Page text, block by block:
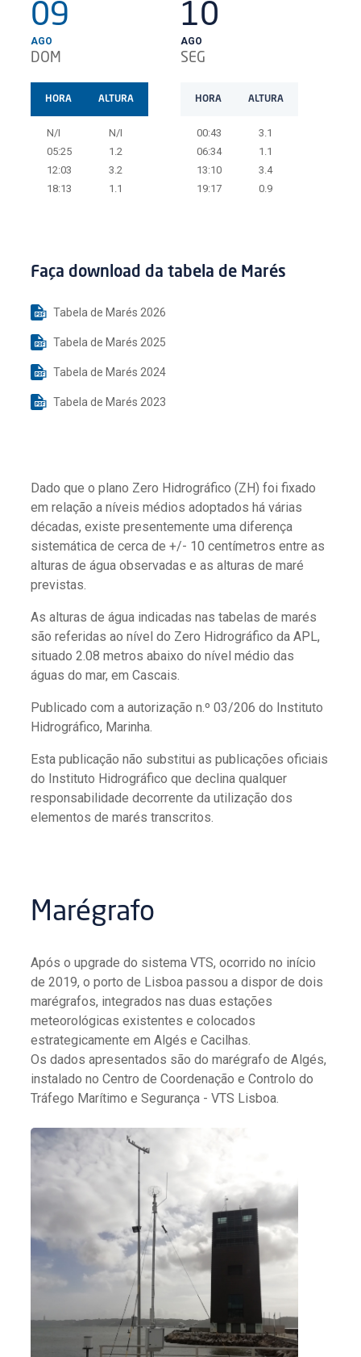
09
AGO
DOM
HORA ALTURA
N/I
N/I
05:25
1.2
12:03
3.2
18:13
1.1
10
AGO
SEG
HORA ALTURA
00:43
3.1
06:34
1.1
13:10
3.4
19:17
0.9
Faça download da tabela de Marés
Tabela de Marés 2026
Tabela de Marés 2025
Tabela de Marés 2024
Tabela de Marés 2023
Dado que o plano Zero Hidrográfico (ZH) foi fixado
em relação a níveis médios adoptados há várias
décadas, existe presentemente uma diferença
sistemática de cerca de +/- 10 centímetros entre as
alturas de água observadas e as alturas de maré
previstas.
As alturas de água indicadas nas tabelas de marés
são referidas ao nível do Zero Hidrográfico da APL,
situado 2.08 metros abaixo do nível médio das
águas do mar, em Cascais.
Publicado com a autorização n.º 03/206 do Instituto
Hidrográfico, Marinha.
Esta publicação não substitui as publicações oficiais
do Instituto Hidrográfico que declina qualquer
responsabilidade decorrente da utilização dos
elementos de marés transcritos.
Marégrafo
Após o upgrade do sistema VTS, ocorrido no início
de 2019, o porto de Lisboa passou a dispor de dois
marégrafos, integrados nas duas estações
meteorológicas existentes e colocados
estrategicamente em Algés e Cacilhas.
Os dados apresentados são do marégrafo de Algés,
instalado no Centro de Coordenação e Controlo do
Tráfego Marítimo e Segurança - VTS Lisboa.